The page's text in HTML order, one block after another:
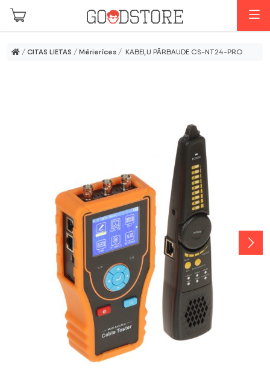
Skip to main content
/ CITAS LIETAS / Mērierīces / KABEĻU PĀRBAUDE CS-NT24-PRO